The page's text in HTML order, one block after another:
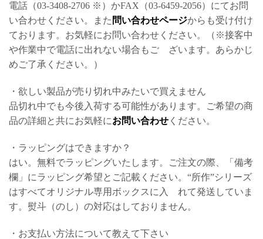
電話（03-3408-2706 ※）かFAX（03-6459-2056）にてお問
い合わせください。また 問い合わせページからも受け付け
ております。お気軽にお問い合わせください。（※接客中
や作業中で電話に出れない場合もご ざいます。あらかじ
めご了承ください。）
・欲しい製品が売り切れ中みたいで買えません
品切れ中でも今後入荷する可能性があります。ご希望の商
品の詳細と共にお気軽にお問い合わせ ください。
・ラッピングはできますか？
はい。無料でラッピングいたします。ご注文の際、「備考
欄」にラッピング希望とご記載ください。“所作”シリーズ
はすべてオリジナル専用ボックスに入 れて発送していま
す。熨斗（のし）の対応はしておりません。
・お支払い方法について教えて下さい